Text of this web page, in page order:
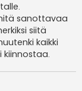
sanottavaa
siitä
kaikki